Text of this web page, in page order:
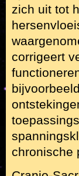
zich uit tot
corrigeert
chronische